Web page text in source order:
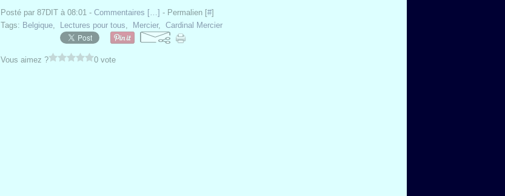
Posté par 87DIT à 08:01 - Commentaires […] - Permalien [#]
Tags: Belgique, Lectures pour tous, Mercier, Cardinal Mercier
Vous aimez ? 0 vote